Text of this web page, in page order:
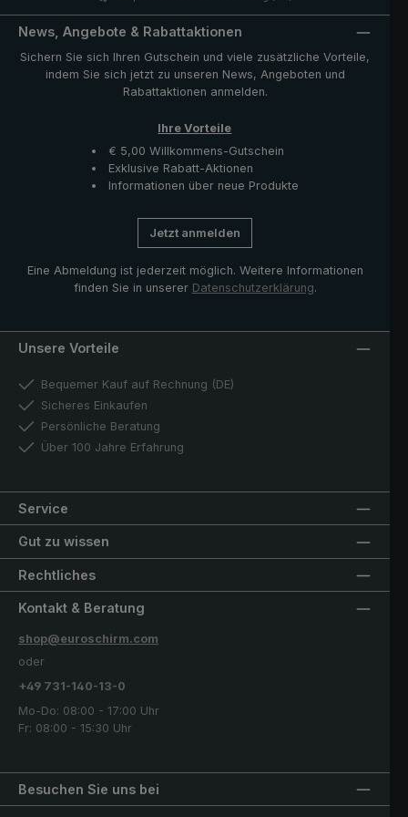
leichte Taschenschirm "3224".
News, Angebote & Rabattaktionen
Sichern Sie sich Ihren Gutschein und viele zusätzliche Vorteile,
indem Sie sich jetzt zu unseren News, Angeboten und
Rabattaktionen anmelden.
Ihre Vorteile
€ 5,00 Willkommens-Gutschein
Exklusive Rabatt-Aktionen
Informationen über neue Produkte
Jetzt anmelden
Eine Abmeldung ist jederzeit möglich. Weitere Informationen
finden Sie in unserer Datenschutzerklärung.
Unsere Vorteile
Bequemer Kauf auf Rechnung (DE)
Sicheres Einkaufen
Persönliche Beratung
Über 100 Jahre Erfahrung
Service
Gut zu wissen
Rechtliches
Besuchen Sie uns bei
Kontakt & Beratung
shop@euroschirm.com
oder
+49 731-140-13-0
Mo-Do: 08:00 - 17:00 Uhr
Fr: 08:00 - 15:30 Uhr